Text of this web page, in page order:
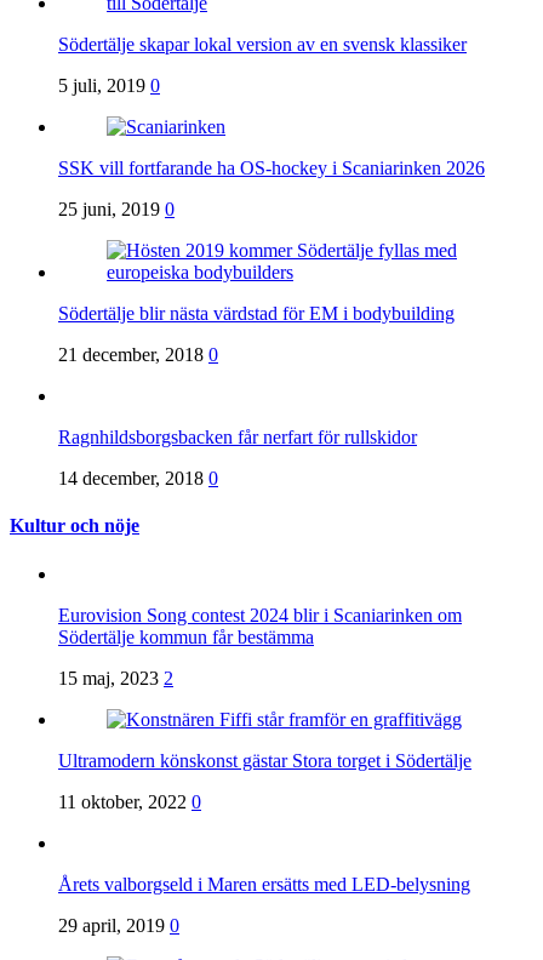
Södertälje skapar lokal version av en svensk klassiker
5 juli, 2019 0
SSK vill fortfarande ha OS-hockey i Scaniarinken 2026
25 juni, 2019 0
Södertälje blir nästa värdstad för EM i bodybuilding
21 december, 2018 0
Ragnhildsborgsbacken får nerfart för rullskidor
14 december, 2018 0
Kultur och nöje
Eurovision Song contest 2024 blir i Scaniarinken om
Södertälje kommun får bestämma
15 maj, 2023 2
Ultramodern könskonst gästar Stora torget i Södertälje
11 oktober, 2022 0
Årets valborgseld i Maren ersätts med LED-belysning
29 april, 2019 0